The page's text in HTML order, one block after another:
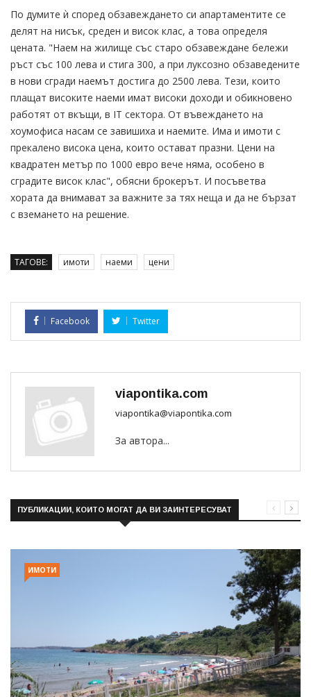
По думите ѝ според обзавеждането си апартаментите се
делят на нисък, среден и висок клас, а това определя
цената. "Наем на жилище със старо обзавеждане бележи
ръст със 100 лева и стига 300, а при луксозно обзаведените
в нови сгради наемът достига до 2500 лева. Тези, които
плащат високите наеми имат високи доходи и обикновено
работят от вкъщи, в IT сектора. От въвеждането на
хоумофиса насам се завишиха и наемите. Има и имоти с
прекалено висока цена, които остават празни. Цени на
квадратен метър по 1000 евро вече няма, особено в
сградите висок клас", обясни брокерът. И посъветва
хората да внимават за важните за тях неща и да не бързат
с вземането на решение.
ТАГОВЕ: имоти наеми цени
Facebook Twitter
viapontika.com
viapontika@viapontika.com
За автора...
ПУБЛИКАЦИИ, КОИТО МОГАТ ДА ВИ ЗАИНТЕРЕСУВАТ
ИМОТИ